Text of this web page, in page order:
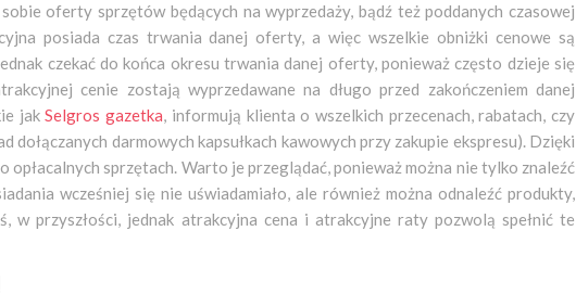
oferty sprzętów będących na wyprzedaży, bądź też poddanych czasowej
posiada czas trwania danej oferty, a więc wszelkie obniżki cenowe są
czekać do końca okresu trwania danej oferty, ponieważ często dzieje się
cenie zostają wyprzedawane na długo przed zakończeniem danej
jakSelgros gazetka, informują klienta o wszelkich przecenach, rabatach, czy
dołączanych darmowych kapsułkach kawowych przy zakupie ekspresu). Dzięki
opłacalnych sprzętach. Warto je przeglądać, ponieważ można nie tylko znaleźć
wcześniej się nie uświadamiało, ale również można odnaleźć produkty,
w przyszłości, jednak atrakcyjna cena i atrakcyjne raty pozwolą spełnić te